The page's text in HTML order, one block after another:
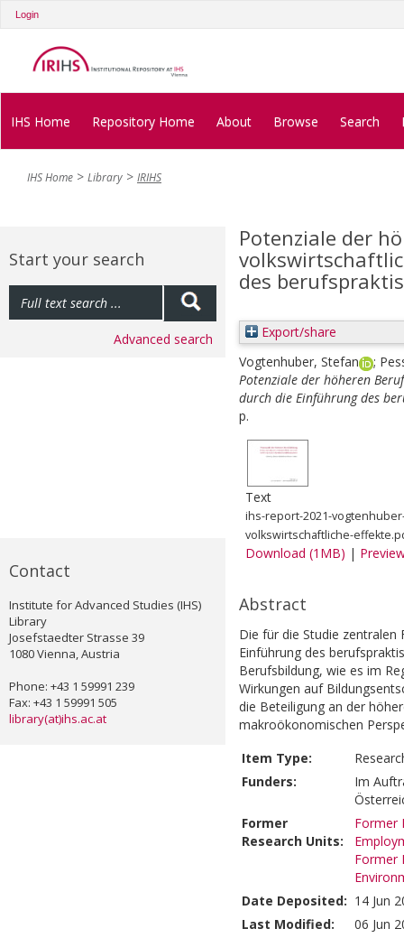
Login
IHS Home Repository Home About Browse Search
IHS Home Library IRIHS
Start your search
Advanced search
Contact
Institute for Advanced Studies (IHS)
Library
Josefstaedter Strasse 39
1080 Vienna, Austria
Phone: +43 1 59991 239
Fax: +43 1 59991 505
library(at)ihs.ac.at
Potenziale der
des
Export/share
Vogtenhuber, Stefan
;
Potenziale der höheren
durch die Einführung des
p.
Text
ihs-report-2021-
volkswirtschaftliche-
Download (1MB) |
Abstract
Die für die Studie
Einführung des
Berufsbildung, wie es im
Wirkungen auf
die Beteiligung an der
makroökonomischen
Item Type:
Funders:
Im
Former
Research Units:
Former
Former
Date Deposited: 14 Jun
Last Modified:
06 Jun